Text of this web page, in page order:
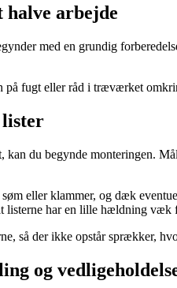
halve arbejde
med en grundig
på fugt eller råd i træværket
kan du begynde monteringen.
eller klammer, og dæk
listerne har en lille hældning væk
så der ikke opstår sprækker,
og